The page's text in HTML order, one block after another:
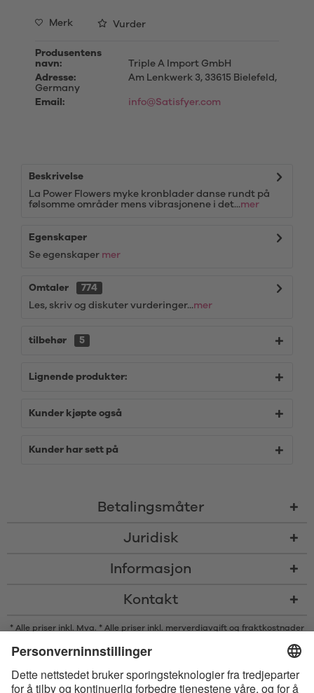
Merk Vurder
Produsentens
navn:
Triple A Import GmbH
Adresse:
Am Lenkwerk 3, 33615 Bielefeld,
Germany
Email:
info@Satisfyer.com
Beskrivelse
La Power Flowers myke kronblader danse rundt på
følsomme områder mens vibrasjonene i det...mer
Egenskaper
Se egenskaper mer
Omtaler
774
Les, skriv og diskuter vurderinger...mer
tilbehør 5
Lignende produkter:
Kunder kjøpte også
Kunder har sett på
Betalingsmåter
Juridisk
Informasjon
Kontakt
* Alle priser inkl. Mva. * Alle priser inkl. merverdiavgift og fraktkostnader
* Bluetooth®s ordmerke og logoer er registrerte varemerker som eies av
Bluetooth SIG, Inc., og enhver bruk av slike merker av Satisfyer GmbH